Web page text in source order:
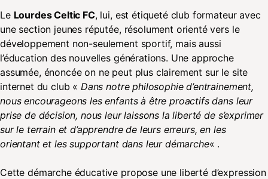
Le Lourdes Celtic FC, lui, est étiqueté club formateur avec
une section jeunes réputée, résolument orienté vers le
développement non-seulement sportif, mais aussi
l’éducation des nouvelles générations. Une approche
assumée, énoncée on ne peut plus clairement sur le site
internet du club « Dans notre philosophie d’entrainement,
nous encourageons les enfants à être proactifs dans leur
prise de décision, nous leur laissons la liberté de s’exprimer
sur le terrain et d’apprendre de leurs erreurs, en les
orientant et les supportant dans leur démarche« .
Cette démarche éducative propose une liberté d’expression